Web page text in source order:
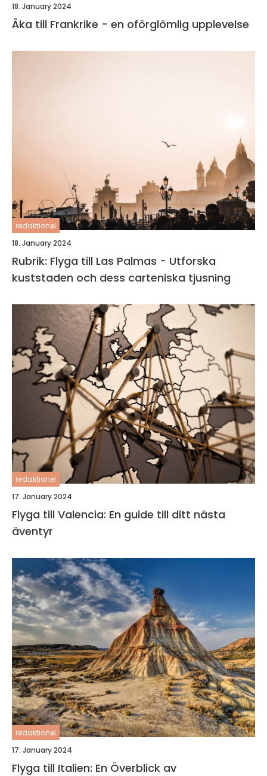
18. January 2024
Åka till Frankrike - en oförglömlig upplevelse
redaktionel
18. January 2024
Rubrik: Flyga till Las Palmas - Utforska
kuststaden och dess carteniska tjusning
redaktionel
17. January 2024
Flyga till Valencia: En guide till ditt nästa
äventyr
redaktionel
17. January 2024
Flyga till Italien: En Överblick av